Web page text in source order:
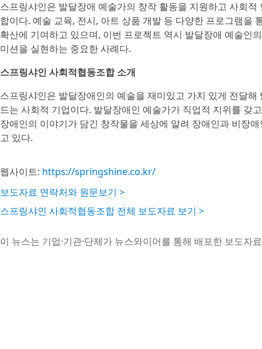
스프링샤인은 발달장애 예술가의 창작 활동을 지원하고 사회
합이다. 예술 교육, 전시, 아트 상품 개발 등 다양한 프로그램을
확산에 기여하고 있으며, 이번 프로젝트 역시 발달장애 예술인
미션을 실현하는 중요한 사례다.
스프링샤인 사회적협동조합 소개
스프링샤인은 발달장애인의 예술을 재미있고 가치 있게 전달
드는 사회적 기업이다. 발달장애인 예술가가 직업적 지위를 갖
장애인의 이야기가 담긴 창작물을 세상에 알려 장애인과 비장
고 있다.
웹사이트: https://springshine.co.kr/
보도자료 연락처와 원문보기 >
스프링샤인 사회적협동조합 전체 보도자료 보기 >
이 뉴스는 기업·기관·단체가 뉴스와이어를 통해 배포한 보도자